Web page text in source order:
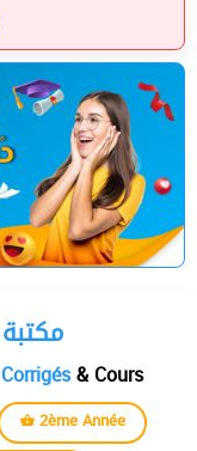
Librairie Devoir.TN مكتبة
Corrigés& Cours
2ème Année